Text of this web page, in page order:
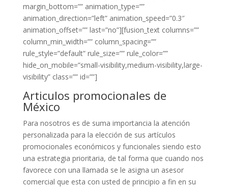
margin_bottom=”” animation_type=””
animation_direction=”left” animation_speed=”0.3″
animation_offset=”” last=”no”][fusion_text columns=””
column_min_width=”” column_spacing=””
rule_style=”default” rule_size=”” rule_color=””
hide_on_mobile=”small-visibility,medium-visibility,large-
visibility” class=”” id=””]
Articulos promocionales de
México
Para nosotros es de suma importancia la atención
personalizada para la elección de sus artículos
promocionales económicos y funcionales siendo esto
una estrategia prioritaria, de tal forma que cuando nos
favorece con una llamada se le asigna un asesor
comercial que esta con usted de principio a fin en su